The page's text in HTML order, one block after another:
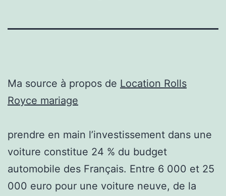
Ma source à propos de Location Rolls
Royce mariage
prendre en main l’investissement dans une
voiture constitue 24 % du budget
automobile des Français. Entre 6 000 et 25
000 euro pour une voiture neuve, de la